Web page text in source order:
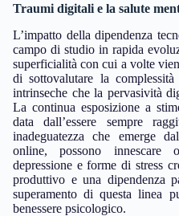
Traumi digitali e la salute
L’impatto della dipendenza
campo di studio in rapida
superficialità con cui a volte
di sottovalutare la
intrinseche che la pervasività
La continua esposizione a
data dall’essere sempre
inadeguatezza che emerge
online, possono innescare
depressione e forme di stress
produttivo e una dipendenza
superamento di questa linea
benessere psicologico.